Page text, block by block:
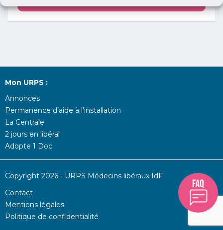
Mon URPS :
Annonces
Permanence d’aide à l’installation
La Centrale
2 jours en libéral
Adopte 1 Doc
Copyright 2026 - URPS Médecins libéraux IdF
Contact
Mentions légales
Politique de confidentialité